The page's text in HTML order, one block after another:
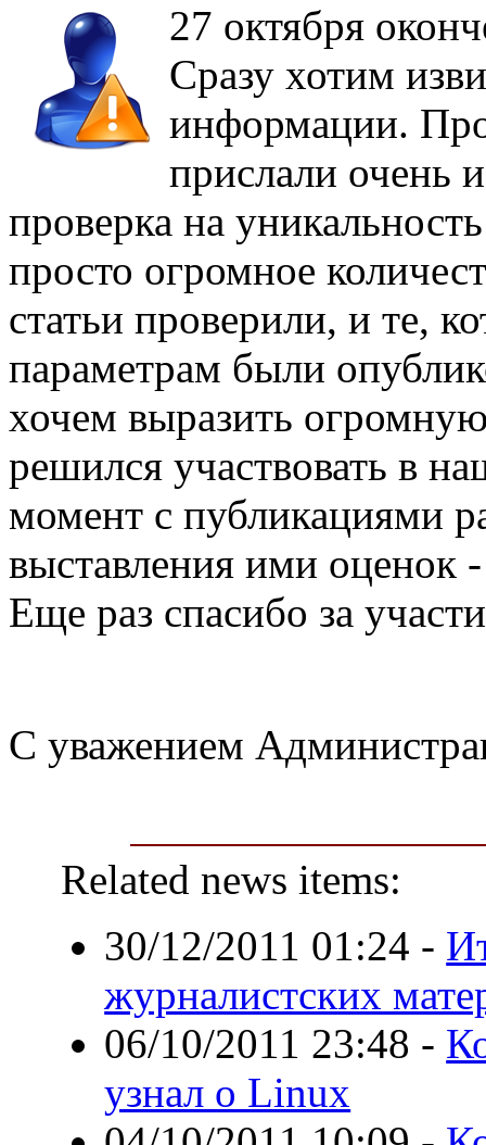
27 октября
Сразу хотим
информации.
прислали очень
проверка на
просто огромное
статьи проверили, и те,
параметрам были
хочем выразить
решился участвовать в
момент с публикациями
выставления ими оценок
Еще раз спасибо за
С уважением
Related news items:
30/12/2011 01:24 -
журналистских
06/10/2011 23:48 -
узнал о Linux